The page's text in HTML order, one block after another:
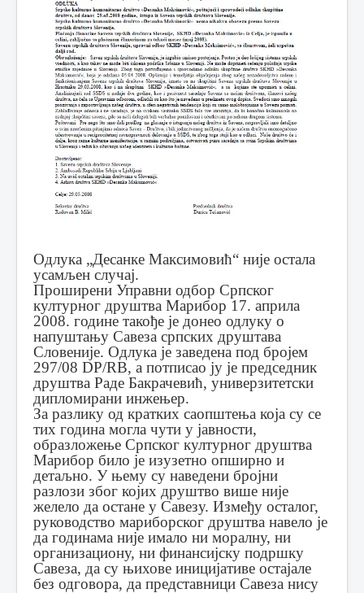
Одлука „Десанке Максимовић“ није остала
усамљен случај.
Проширени Управни одбор Српског
културног друштва Марибор 17. априла
2008. године такође је донео одлуку о
напуштању Савеза српских друштава
Словеније. Одлука је заведена под бројем
297/08 DP/RB, а потписао ју је председник
друштва Раде Бакрачевић, универзитетски
дипломирани инжењер.
За разлику од кратких саопштења која су се
тих година могла чути у јавности,
образложење Српског културног друштва
Марибор било је изузетно опширно и
детаљно. У њему су наведени бројни
разлози због којих друштво више није
желело да остане у Савезу. Између осталог,
руководство мариборског друштва навело је
да годинама није имало ни моралну, ни
организациону, ни финансијску подршку
Савеза, да су њихове иницијативе остајале
без одговора, да представници Савеза нису